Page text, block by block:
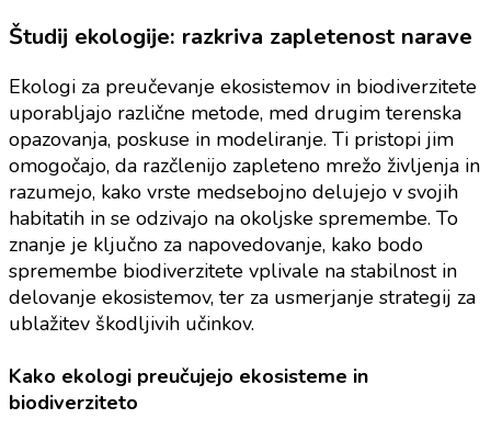
Študij ekologije: razkriva zapletenost narave
Ekologi za preučevanje ekosistemov in biodiverzitete
uporabljajo različne metode, med drugim terenska
opazovanja, poskuse in modeliranje. Ti pristopi jim
omogočajo, da razčlenijo zapleteno mrežo življenja in
razumejo, kako vrste medsebojno delujejo v svojih
habitatih in se odzivajo na okoljske spremembe. To
znanje je ključno za napovedovanje, kako bodo
spremembe biodiverzitete vplivale na stabilnost in
delovanje ekosistemov, ter za usmerjanje strategij za
ublažitev škodljivih učinkov.
Kako ekologi preučujejo ekosisteme in
biodiverziteto